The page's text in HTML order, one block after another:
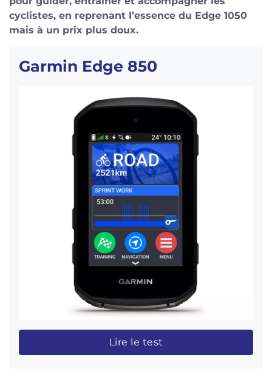
cyclistes, en reprenant l’essence du Edge 1050
mais à un prix plus doux.
Garmin Edge 850
Lire le test